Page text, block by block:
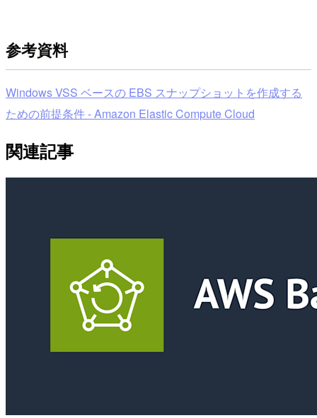
参考資料
Windows VSS ベースの EBS スナップショットを作成する
ための前提条件 - Amazon Elastic Compute Cloud
関連記事